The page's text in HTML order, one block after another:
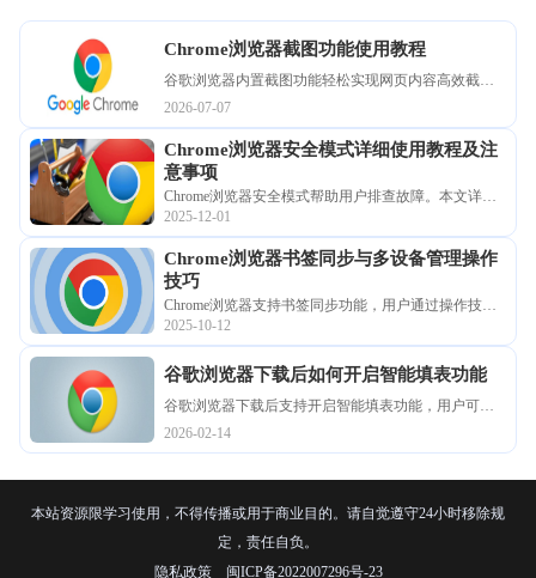
Chrome浏览器截图功能使用教程
谷歌浏览器内置截图功能轻松实现网页内容高效截取
与编辑。本教程详细介绍了如何快速调取原生截图工
具、全屏与区域截取步骤，以及如何优化编辑效果，
助您快速完成网页重要信息采集与归档，大幅提升办
公效率。
2026-07-07
Chrome浏览器安全模式详细使用教程及注
意事项
Chrome浏览器安全模式帮助用户排查故障。本文详解
开启、关闭方法及使用注意事项，保障浏览稳定。
2025-12-01
Chrome浏览器书签同步与多设备管理操作
技巧
Chrome浏览器支持书签同步功能，用户通过操作技巧
可在多设备间无缝管理收藏内容，结合经验能让浏览
体验更加便捷高效。
2025-10-12
谷歌浏览器下载后如何开启智能填表功能
谷歌浏览器下载后支持开启智能填表功能，用户可自
动填写网页表单，节省操作时间，提高浏览和工作效
率。
2026-02-14
本站资源限学习使用，不得传播或用于商业目的。请自觉遵守24小时移除规
定，责任自负。
隐私政策
闽ICP备2022007296号-23